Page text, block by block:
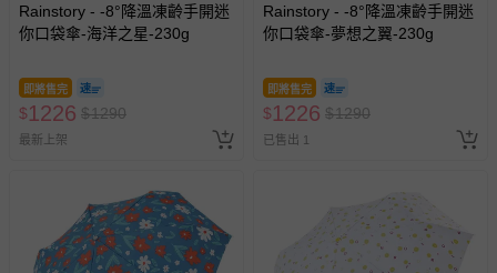
Rainstory - -8°降溫凍齡手開迷
你口袋傘-海洋之星-230g
即將售完
$1226 $1290
最新上架
Rainstory - -8°降溫凍齡手開迷
你口袋傘-夢想之翼-230g
即將售完
$1226 $1290
已售出 1